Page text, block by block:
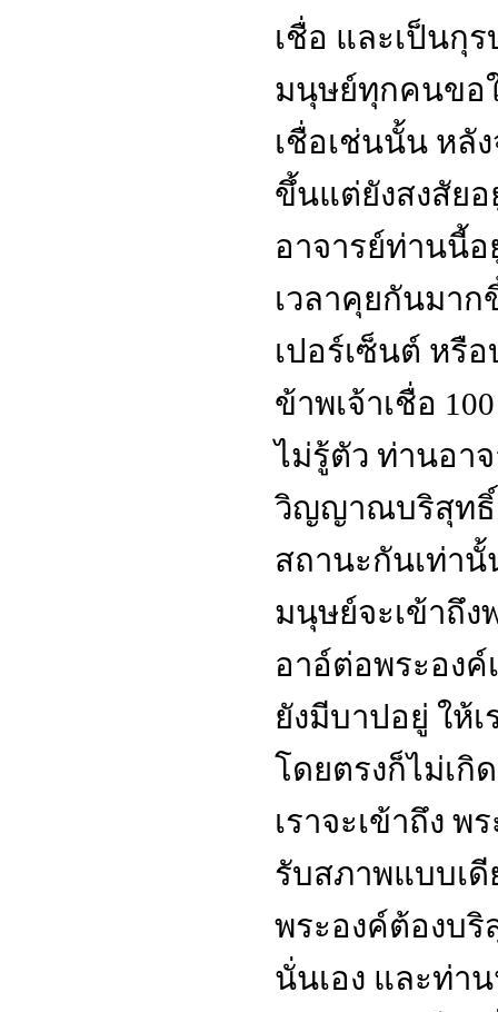
เชื่อ และเป็นกุ
มนุษย์ทุกคนขอ
เชื่อเช่นนั้น หลั
ขึ้นแต่ยังสงสัย
อาจารย์ท่านนี้อ
เวลาคุยกันมา
เปอร์เซ็นต์ หรื
ข้าพเจ้าเชื่อ
ไม่รู้ตัว ท่านอา
วิญญาณบริสุทธิ์
สถานะกันเท่านั้
มนุษย์จะเข้าถึง
อาอ์ต่อพระองค์
ยังมีบาปอยู่ ให้
โดยตรงก็ไม่เกิ
เราจะเข้าถึง
รับสภาพแบบเดี
พระองค์ต้องบ
นั่นเอง และท่า